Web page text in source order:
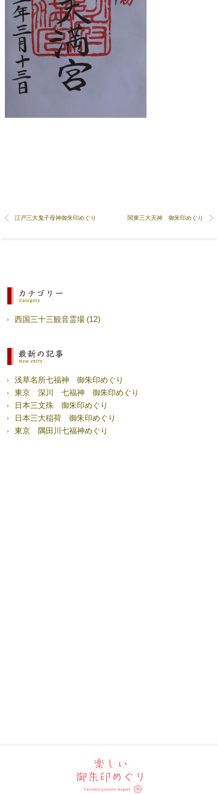
江戸三大鬼子母神御朱印めぐり 関東三大天神 御朱印めぐり
西国三十三観音霊場 (12)
浅草名所七福神 御朱印めぐり
東京 深川 七福神 御朱印めぐり
日本三文殊 御朱印めぐり
日本三大稲荷 御朱印めぐり
東京 隅田川七福神めぐり